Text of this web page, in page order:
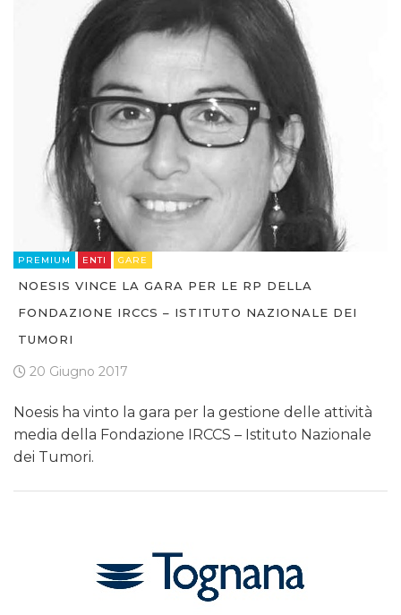
PREMIUM ENTI GARE
NOESIS VINCE LA GARA PER LE RP DELLA
FONDAZIONE IRCCS – ISTITUTO NAZIONALE DEI
TUMORI
20 Giugno 2017
Noesis ha vinto la gara per la gestione delle attività
media della Fondazione IRCCS – Istituto Nazionale
dei Tumori.